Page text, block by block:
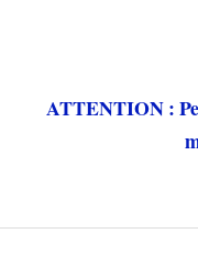
ATTENTION :